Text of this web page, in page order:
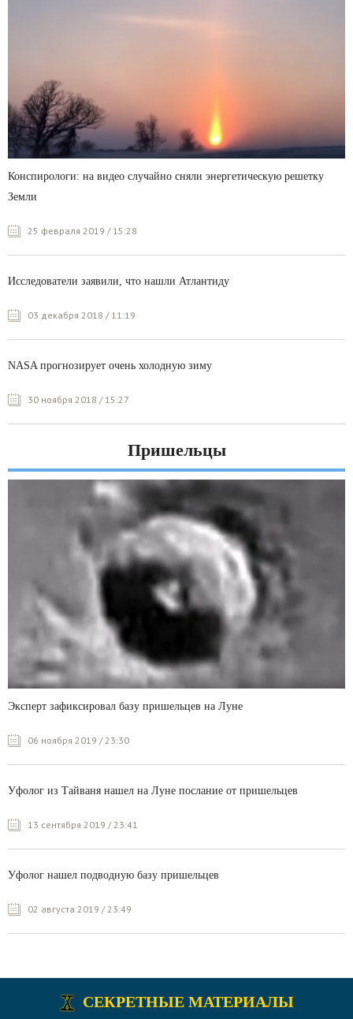
Конспирологи: на видео случайно сняли энергетическую решетку
Земли
25 февраля 2019 / 15:28
Исследователи заявили, что нашли Атлантиду
03 декабря 2018 / 11:19
NASA прогнозирует очень холодную зиму
30 ноября 2018 / 15:27
Пришельцы
Эксперт зафиксировал базу пришельцев на Луне
06 ноября 2019 / 23:30
Уфолог из Тайваня нашел на Луне послание от пришельцев
13 сентября 2019 / 23:41
Уфолог нашел подводную базу пришельцев
02 августа 2019 / 23:49
СЕКРЕТНЫЕ МАТЕРИАЛЫ